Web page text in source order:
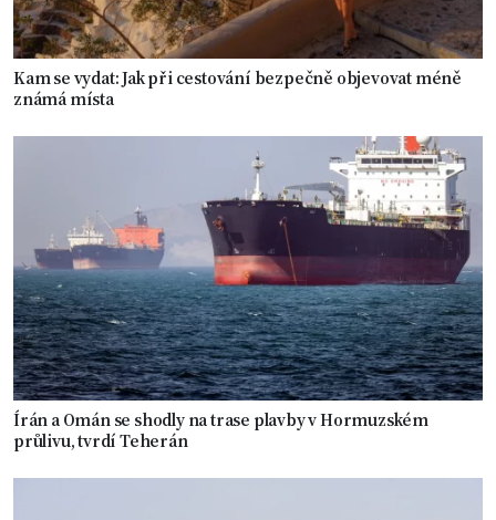
Kam se vydat: Jak při cestování bezpečně objevovat méně
známá místa
Írán a Omán se shodly na trase plavby v Hormuzském
průlivu, tvrdí Teherán